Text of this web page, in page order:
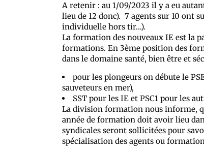
A retenir : au 1/09/2023 il y a eu
lieu de 12 donc). 7 agents sur 10 ont
individuelle hors tir…).
La formation des nouveaux IE est la
formations. En 3ème position des
dans le domaine santé, bien être et
pour les plongeurs on débute le
sauveteurs en mer),
SST pour les IE et PSC1 pour les
La division formation nous informe,
année de formation doit avoir lieu
syndicales seront sollicitées pour
spécialisation des agents ou